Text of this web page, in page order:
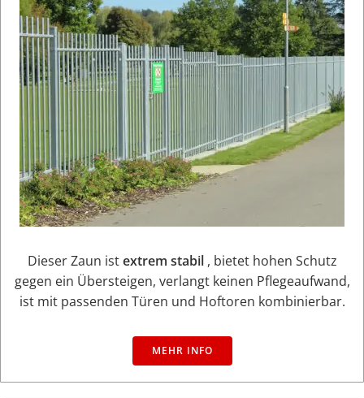
Dieser Zaun istextrem stabil , bietet hohen Schutz
gegen ein Übersteigen, verlangt keinen Pflegeaufwand,
ist mit passenden Türen und Hoftoren kombinierbar.
MEHR INFO